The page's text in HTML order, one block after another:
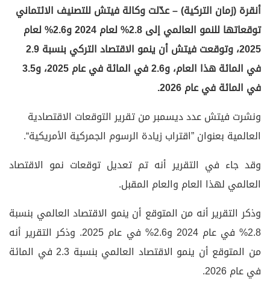
أنقرة (زمان التركية) – عدّلت وكالة فيتش للتصنيف الائتماني
توقعاتها للنمو العالمي إلى 2.8% لعام 2024 و2.6% لعام
2025، وتوقعت فيتش أن ينمو الاقتصاد التركي بنسبة 2.9
في المائة هذا العام، و2.6 في المائة في عام 2025، و3.5
في المائة في عام 2026.
ونشرت فيتش عدد ديسمبر من تقرير التوقعات الاقتصادية
العالمية بعنوان ”اقتراب زيادة الرسوم الجمركية الأمريكية“.
وقد جاء في التقرير أنه تم تعديل توقعات نمو الاقتصاد
العالمي لهذا العام والعام المقبل.
وذكر التقرير أنه من المتوقع أن ينمو الاقتصاد العالمي بنسبة
2.8% في عام 2024 و2.6% في عام 2025. وذكر التقرير أنه
من المتوقع أن ينمو الاقتصاد العالمي بنسبة 2.3 في المائة
في عام 2026.